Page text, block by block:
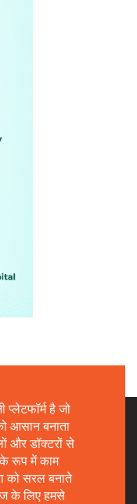
है जो
आसान बनाता
और डॉक्टरों से
के रूप में काम
को सरल बनाते
के लिए हमसे